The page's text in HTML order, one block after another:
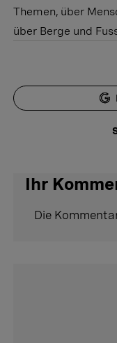
Themen, über
über Berge und
Ihr
Die